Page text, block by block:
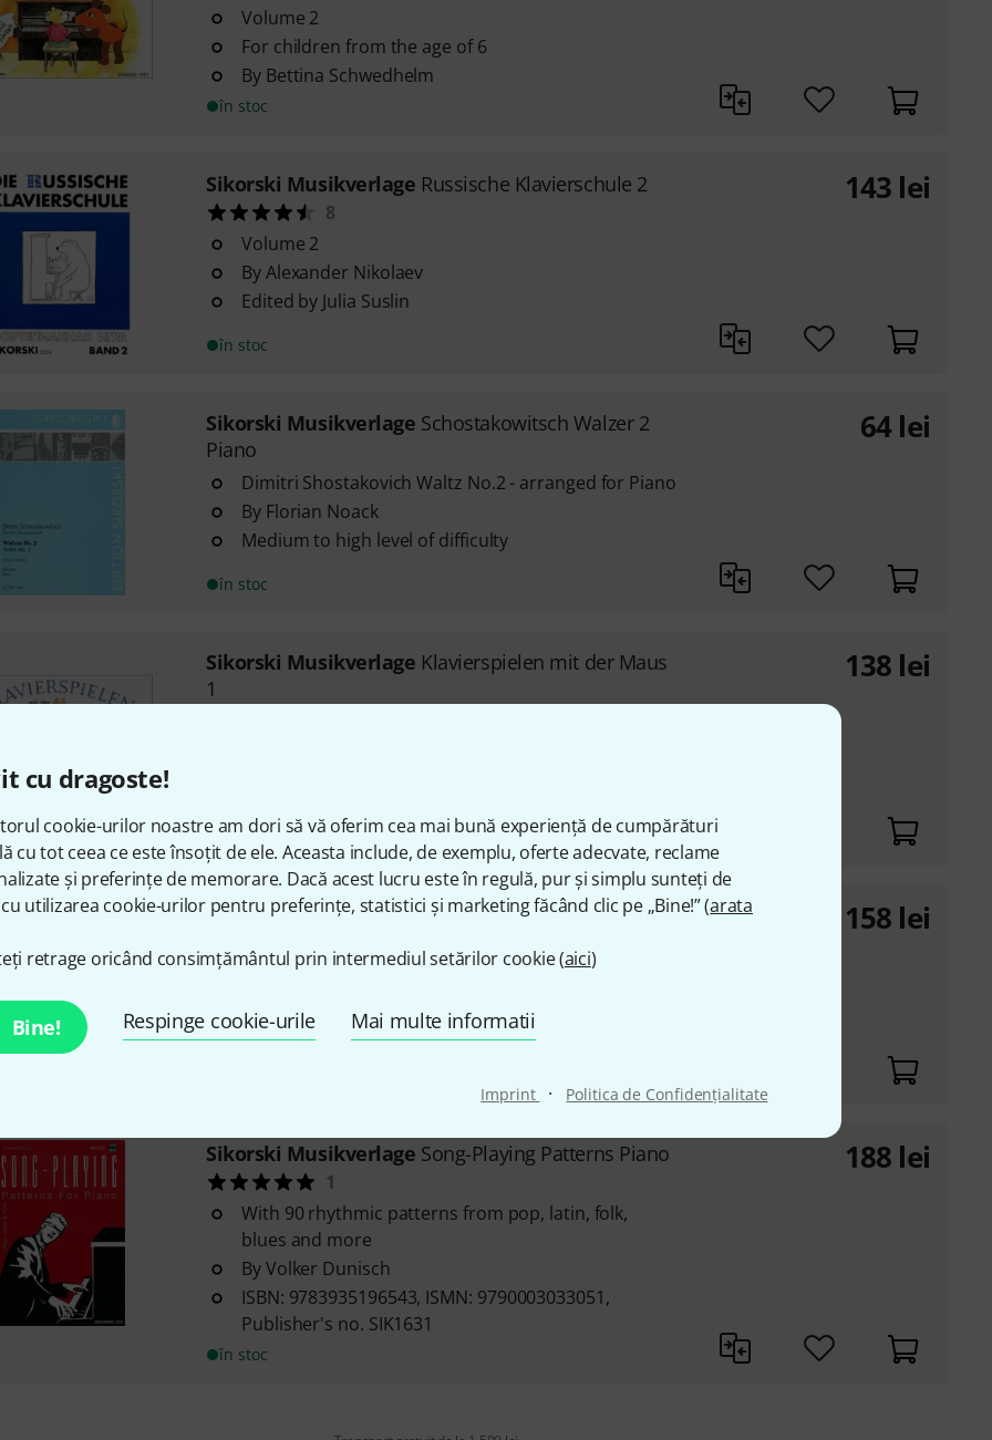
cu dragoste!
cookie-urilor noastre am dori să vă oferim cea mai bună experiență de cumpărături
cu tot ceea ce este însoțit de ele. Aceasta include, de exemplu, oferte adecvate, reclame
și preferințe de memorare. Dacă acest lucru este în regulă, pur și simplu sunteți de
utilizarea cookie-urilor pentru preferințe, statistici și marketing făcând clic pe „Bine!” (arata
retrage oricând consimțământul prin intermediul setărilor cookie (aici)
Bine! Respinge cookie-urile Mai multe informatii
Imprint · Politica de Confidenţialitate
Volume 2
For children from the age of 6
By Bettina Schwedhelm
în stoc
Sikorski Musikverlage Russische Klavierschule 2
8
Volume 2
By Alexander Nikolaev
Edited by Julia Suslin
în stoc
143 lei
Sikorski Musikverlage Schostakowitsch Walzer 2
Piano
Dimitri Shostakovich Waltz No.2 - arranged for Piano
By Florian Noack
Medium to high level of difficulty
în stoc
64 lei
Sikorski Musikverlage Klavierspielen mit der Maus
1
în stoc
138 lei
Sikorski MusikverlagePachelbel Suiten
Pachelbel Suites for harpsichord: 19 suites for
harpsichord/piano
Intermediate level of difficulty
158 lei
Sikorski Musikverlage Song-Playing Patterns Piano
1
With 90 rhythmic patterns from pop, latin, folk,
blues and more
By Volker Dunisch
ISBN: 9783935196543, ISMN: 9790003033051,
Publisher's no. SIK1631
în stoc
188 lei